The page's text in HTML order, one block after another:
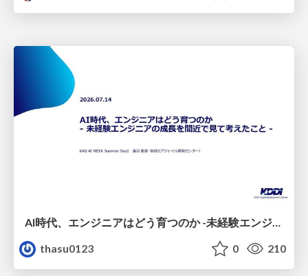
AI時代、エンジニアはどう育つのか -未経験エンジニアの成長を間近で見て考えたこと-
thasu0123
0 210